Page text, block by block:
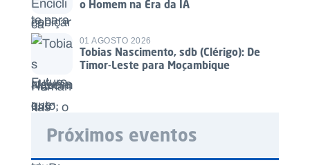
o Homem na Era da IA
01 AGOSTO 2026
Tobias Nascimento, sdb (Clérigo): De
Timor-Leste para Moçambique
Próximos eventos